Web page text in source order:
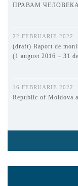
ПРАВАМ
22 FEBRUARIE 2022
(draft) Raport de
(1 august 2016 – 31
16 FEBRUARIE 2022
Republic of Moldova